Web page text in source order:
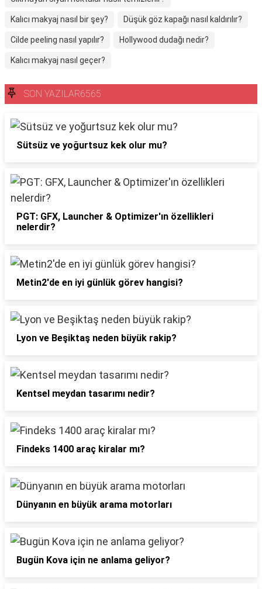
Kalıcı makyaj nasıl bir şey? Düşük göz kapağı nasıl kaldırılır?
Cilde peeling nasıl yapılır? Hollywood dudağı nedir?
Kalıcı makyaj nasıl geçer?
SON YAZILAR6565
Sütsüz ve yoğurtsuz kek olur mu?
PGT: GFX, Launcher & Optimizer'ın özellikleri
nelerdir?
Metin2'de en iyi günlük görev hangisi?
Lyon ve Beşiktaş neden büyük rakip?
Kentsel meydan tasarımı nedir?
Findeks 1400 araç kiralar mı?
Dünyanın en büyük arama motorları
Bugün Kova için ne anlama geliyor?